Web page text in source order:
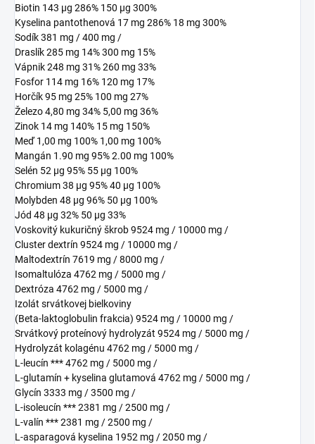
Biotin 143 μg 286% 150 μg 300%
Kyselina pantothenová 17 mg 286% 18 mg 300%
Sodík 381 mg / 400 mg /
Draslík 285 mg 14% 300 mg 15%
Vápnik 248 mg 31% 260 mg 33%
Fosfor 114 mg 16% 120 mg 17%
Horčík 95 mg 25% 100 mg 27%
Železo 4,80 mg 34% 5,00 mg 36%
Zinok 14 mg 140% 15 mg 150%
Meď 1,00 mg 100% 1,00 mg 100%
Mangán 1.90 mg 95% 2.00 mg 100%
Selén 52 μg 95% 55 μg 100%
Chromium 38 μg 95% 40 μg 100%
Molybden 48 μg 96% 50 μg 100%
Jód 48 μg 32% 50 μg 33%
Voskovitý kukuričný škrob 9524 mg / 10000 mg /
Cluster dextrín 9524 mg / 10000 mg /
Maltodextrín 7619 mg / 8000 mg /
Isomaltulóza 4762 mg / 5000 mg /
Dextróza 4762 mg / 5000 mg /
Izolát srvátkovej bielkoviny
(Beta-laktoglobulin frakcia) 9524 mg / 10000 mg /
Srvátkový proteínový hydrolyzát 9524 mg / 5000 mg /
Hydrolyzát kolagénu 4762 mg / 5000 mg /
L-leucín *** 4762 mg / 5000 mg /
L-glutamín + kyselina glutamová 4762 mg / 5000 mg /
Glycín 3333 mg / 3500 mg /
L-isoleucín *** 2381 mg / 2500 mg /
L-valín *** 2381 mg / 2500 mg /
L-asparagová kyselina 1952 mg / 2050 mg /